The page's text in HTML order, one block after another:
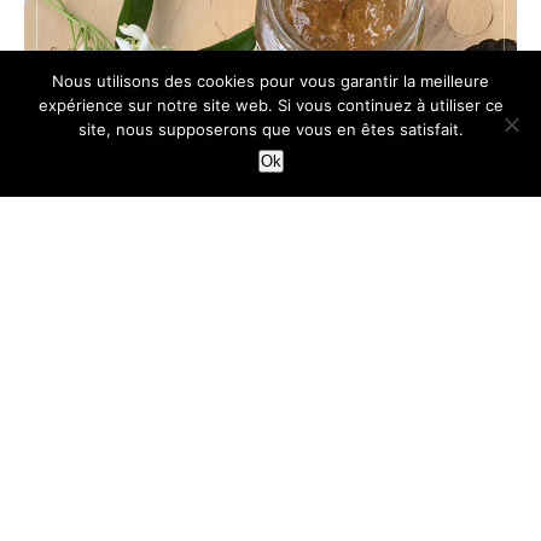
Nous utilisons des cookies pour vous garantir la meilleure
expérience sur notre site web. Si vous continuez à utiliser ce
site, nous supposerons que vous en êtes satisfait.
Ok